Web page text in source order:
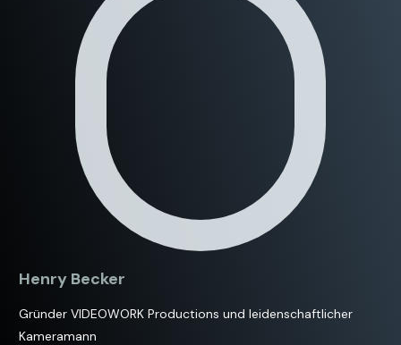
Henry Becker
Gründer VIDEOWORK Productions und leidenschaftlicher
Kameramann